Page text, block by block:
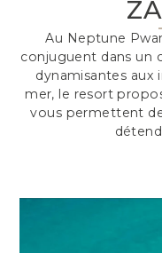
Au Neptune
conjuguent dans un
dynamisantes aux
mer, le resort
vous permettent